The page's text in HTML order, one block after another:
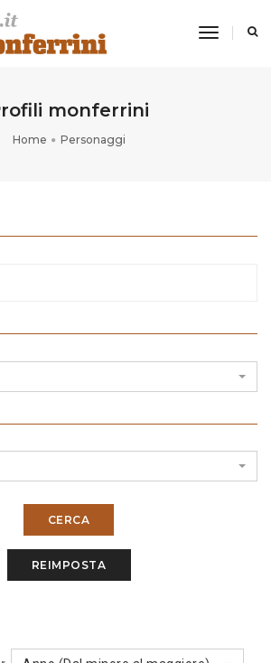
toggle
monferrini
Home Personaggi
CERCA
REIMPOSTA